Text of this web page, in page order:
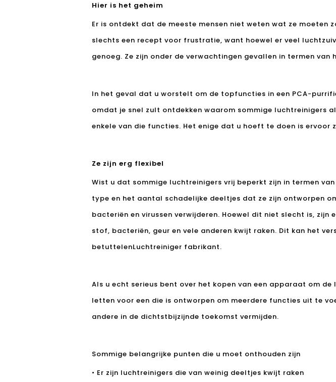
Hier is het geheim
Er is ontdekt dat de meeste mensen niet weten wat ze
slechts een recept voor frustratie, want hoewel er veel
genoeg. Ze zijn onder de verwachtingen gevallen in termen
In het geval dat u worstelt om de topfuncties in een PCA-
omdat je snel zult ontdekken waarom sommige luchtreinigers
enkele van die functies. Het enige dat u hoeft te doen is
Ze zijn erg flexibel
Wist u dat sommige luchtreinigers vrij beperkt zijn in termen
type en het aantal schadelijke deeltjes dat ze zijn ontworpen
bacteriën en virussen verwijderen. Hoewel dit niet slecht is,
stof, bacteriën, geur en vele anderen kwijt raken. Dit kan het
betuttelenLuchtreiniger fabrikant.
Als u echt serieus bent over het kopen van een apparaat om
letten voor een die is ontworpen om meerdere functies uit te
andere in de dichtstbijzijnde toekomst vermijden.
Sommige belangrijke punten die u moet onthouden zijn
• Er zijn luchtreinigers die van weinig deeltjes kwijt raken